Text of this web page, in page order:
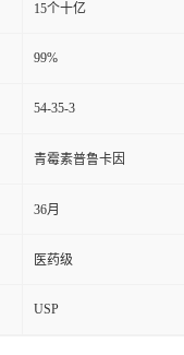
15个十亿
99%
54-35-3
青霉素普鲁卡因
36月
医药级
USP